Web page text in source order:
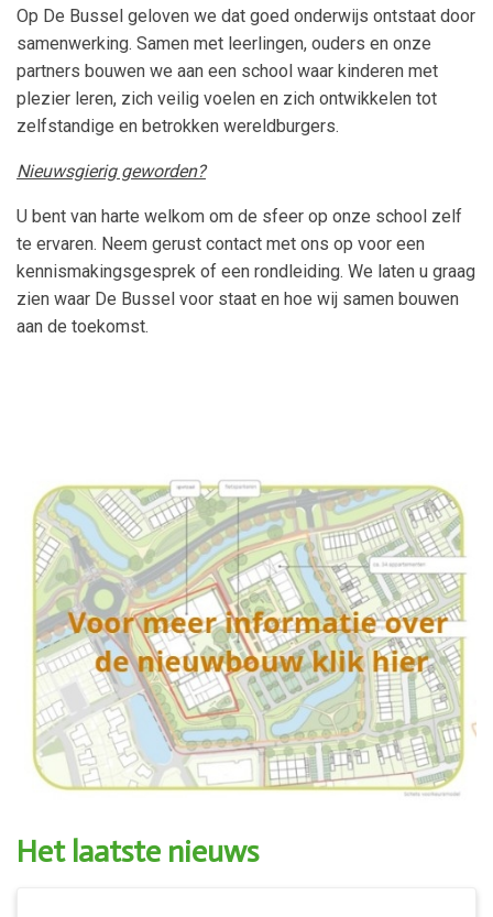
Op De Bussel geloven we dat goed onderwijs ontstaat door
samenwerking. Samen met leerlingen, ouders en onze
partners bouwen we aan een school waar kinderen met
plezier leren, zich veilig voelen en zich ontwikkelen tot
zelfstandige en betrokken wereldburgers.
Nieuwsgierig geworden?
U bent van harte welkom om de sfeer op onze school zelf
te ervaren. Neem gerust contact met ons op voor een
kennismakingsgesprek of een rondleiding. We laten u graag
zien waar De Bussel voor staat en hoe wij samen bouwen
aan de toekomst.
Het laatste nieuws